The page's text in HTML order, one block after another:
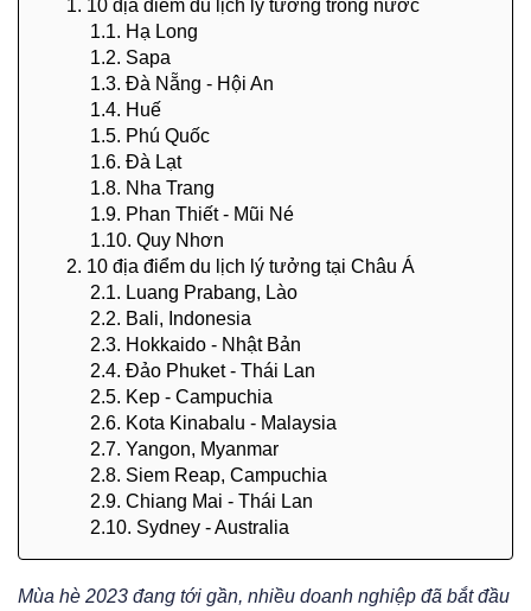
1. 10 địa điểm du lịch lý tưởng trong nước
1.1. Hạ Long
1.2. Sapa
1.3. Đà Nẵng - Hội An
1.4. Huế
1.5. Phú Quốc
1.6. Đà Lạt
1.8. Nha Trang
1.9. Phan Thiết - Mũi Né
1.10. Quy Nhơn
2. 10 địa điểm du lịch lý tưởng tại Châu Á
2.1. Luang Prabang, Lào
2.2. Bali, Indonesia
2.3. Hokkaido - Nhật Bản
2.4. Đảo Phuket - Thái Lan
2.5. Kep - Campuchia
2.6. Kota Kinabalu - Malaysia
2.7. Yangon, Myanmar
2.8. Siem Reap, Campuchia
2.9. Chiang Mai - Thái Lan
2.10. Sydney - Australia
Mùa hè 2023 đang tới gần, nhiều doanh nghiệp đã bắt đầu